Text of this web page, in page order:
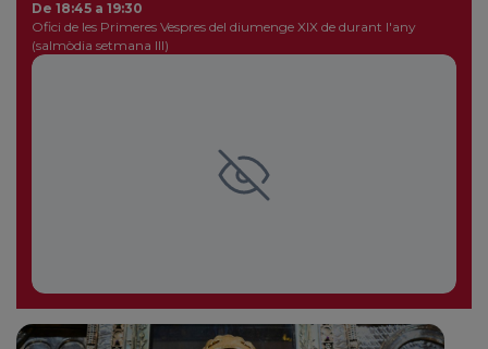
De 18:45 a 19:30
Ofici de les Primeres Vespres del diumenge XIX de durant l'any
(salmòdia setmana III)